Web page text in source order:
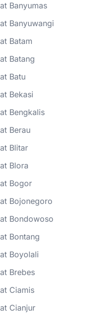
Banyumas
Banyuwangi
Batam
Batang
Batu
Bekasi
Bengkalis
Berau
Blitar
Blora
Bogor
Bojonegoro
Bondowoso
Bontang
Boyolali
Brebes
Ciamis
Cianjur